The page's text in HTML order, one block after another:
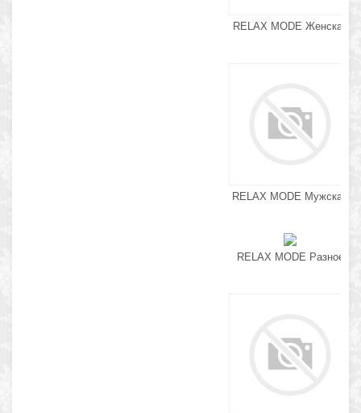
RELAX MODE Женская
RELAX MODE Мужская
RELAX MODE Разное